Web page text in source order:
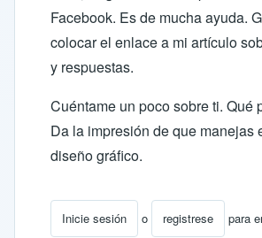
Facebook. Es de mucha ayuda.
colocar el enlace a mi artículo
y respuestas.
Cuéntame un poco sobre ti. Qué
Da la impresión de que manejas
diseño gráfico.
Inicie sesión o registrese para